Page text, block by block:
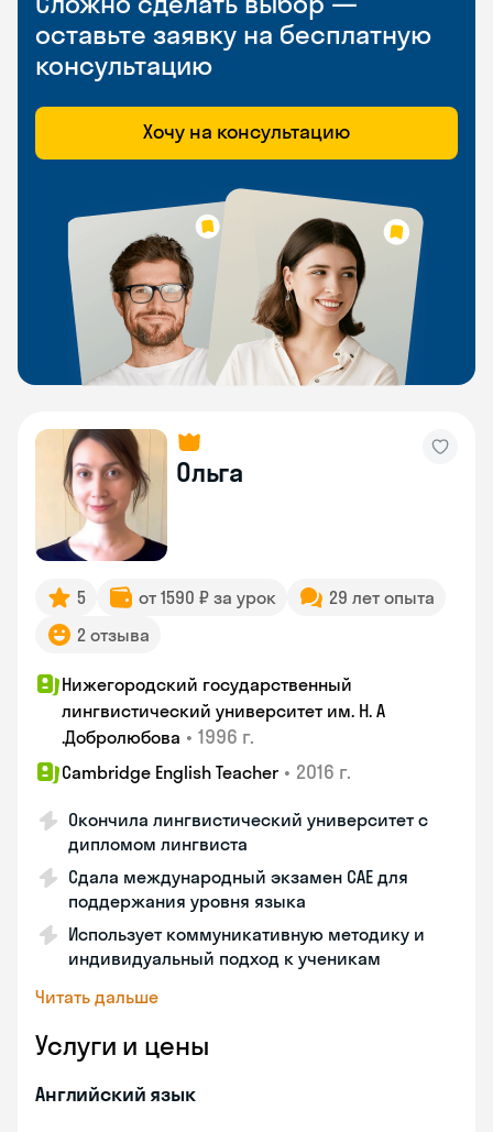
оставьте заявку на бесплатную
консультацию
Хочу на консультацию
Ольга
5 от 1590 ₽ за урок
29 лет опыта
2 отзыва
Нижегородский государственный
лингвистический университет им. Н. А
.Добролюбова • 1996 г.
Cambridge English Teacher • 2016 г.
Окончила лингвистический университет с
дипломом лингвиста
Сдала международный экзамен CAE для
поддержания уровня языка
Использует коммуникативную методику и
индивидуальный подход к ученикам
Читать дальше
Услуги и цены
Английский язык